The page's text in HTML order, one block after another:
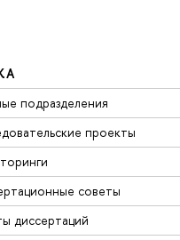
подразделения
проекты
советы
диссертаций